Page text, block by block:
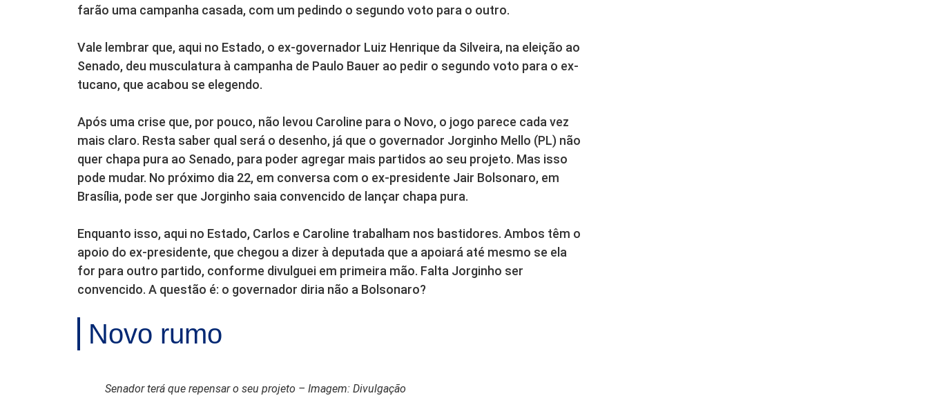
farão uma campanha casada, com um pedindo o segundo voto para o outro.
Vale lembrar que, aqui no Estado, o ex-governador Luiz Henrique da Silveira, na eleição ao
Senado, deu musculatura à campanha de Paulo Bauer ao pedir o segundo voto para o ex-
tucano, que acabou se elegendo.
Após uma crise que, por pouco, não levou Caroline para o Novo, o jogo parece cada vez
mais claro. Resta saber qual será o desenho, já que o governador Jorginho Mello (PL) não
quer chapa pura ao Senado, para poder agregar mais partidos ao seu projeto. Mas isso
pode mudar. No próximo dia 22, em conversa com o ex-presidente Jair Bolsonaro, em
Brasília, pode ser que Jorginho saia convencido de lançar chapa pura.
Enquanto isso, aqui no Estado, Carlos e Caroline trabalham nos bastidores. Ambos têm o
apoio do ex-presidente, que chegou a dizer à deputada que a apoiará até mesmo se ela
for para outro partido, conforme divulguei em primeira mão. Falta Jorginho ser
convencido. A questão é: o governador diria não a Bolsonaro?
Novo rumo
Senador terá que repensar o seu projeto – Imagem: Divulgação